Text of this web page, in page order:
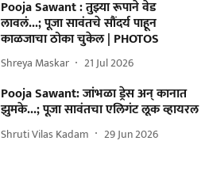
Pooja Sawant : तुझ्या रूपाने वेड
लावलं...; पूजा सावंतचे सौंदर्य पाहून
काळजाचा ठोका चुकेल | PHOTOS
Shreya Maskar 21 Jul 2026
Pooja Sawant: जांभळा ड्रेस अन् कानात
झुमके...; पूजा सावंतचा एलिगंट लूक व्हायरल
Shruti Vilas Kadam 29 Jun 2026